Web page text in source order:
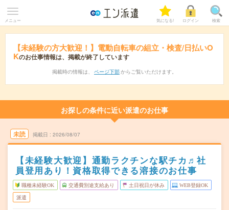
メニュー 気になる! ログイン 検索
【未経験の方大歓迎！】電動自転車の組立・検査/日払いO
Kのお仕事情報は、掲載が終了しています
掲載時の情報は、 ページ下部 からご覧いただけます。
お探しの条件に近い派遣のお仕事
未読 掲載日 2026/08/07
【未経験大歓迎】通勤ラクチンな駅チカ♬社
員登用あり！資格取得できる溶接のお仕事
職種未経験OK 交通費別途支給あり 土日祝日が休み WEB登録OK
派遣